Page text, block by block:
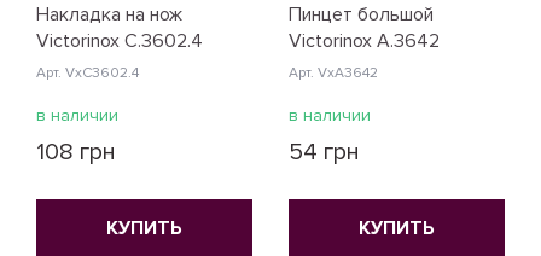
Накладка на нож
Victorinox C.3602.4
Арт. VxC3602.4
в наличии
108 грн
КУПИТЬ
Пинцет большой
Victorinox A.3642
Арт. VxA3642
в наличии
54 грн
КУПИТЬ